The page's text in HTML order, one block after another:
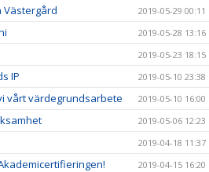
2019-05-29 00:11
2019-05-28 13:16
2019-05-23 18:15
IP 2019-05-10 23:38
vårt värdegrundsarbete 2019-05-10 16:00
2019-05-06 12:23
2019-04-18 11:37
2019-04-15 16:20